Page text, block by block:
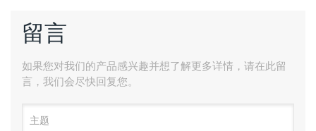
留言
如果您对我们的产品感兴趣并想了解更多详情，请在此留
言，我们会尽快回复您。